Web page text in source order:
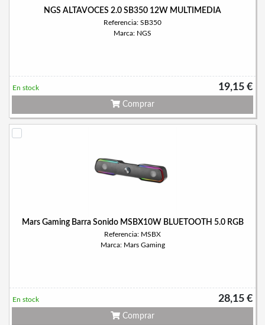
NGS ALTAVOCES 2.0 SB350 12W MULTIMEDIA
Referencia: SB350
Marca: NGS
19,15 €
En stock
Comprar
Mars Gaming Barra Sonido MSBX10W BLUETOOTH 5.0 RGB
Referencia: MSBX
Marca: Mars Gaming
28,15 €
En stock
Comprar